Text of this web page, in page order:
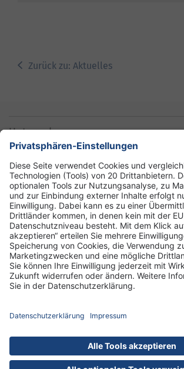
Zurück zu: Aktuelles
Unternehmen
Informationen
Standorte
DRK-Schwesternschaft Berlin
Impressum
Hausordnung